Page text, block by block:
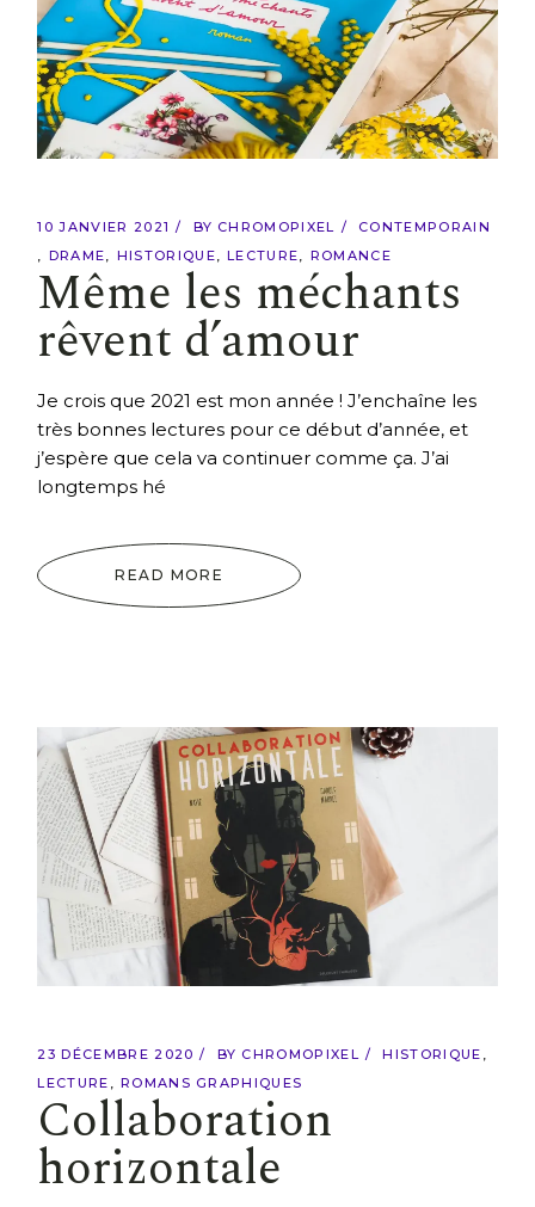
10 JANVIER 2021 BY CHROMOPIXEL
CONTEMPORAIN
DRAME
HISTORIQUE LECTURE ROMANCE
Même les méchants
rêvent d’amour
Je crois que 2021 est mon année ! J’enchaîne les
très bonnes lectures pour ce début d’année, et
j’espère que cela va continuer comme ça. J’ai
longtemps hé
READ MORE
23 DÉCEMBRE 2020 BY CHROMOPIXEL
HISTORIQUE
LECTURE
ROMANS GRAPHIQUES
Collaboration
horizontale